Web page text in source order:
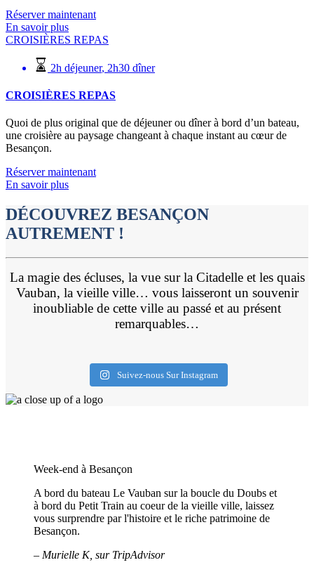
Réserver maintenant
En savoir plus
CROISIÈRES REPAS
2h déjeuner, 2h30 dîner
CROISIÈRES REPAS
Quoi de plus original que de déjeuner ou dîner à bord d’un bateau,
une croisière au paysage changeant à chaque instant au cœur de
Besançon.
Réserver maintenant
En savoir plus
DÉCOUVREZ BESANÇON
AUTREMENT !
La magie des écluses, la vue sur la Citadelle et les quais
Vauban, la vieille ville… vous laisseront un souvenir
inoubliable de cette ville au passé et au présent
remarquables…
Suivez-nous Sur Instagram
Week-end à Besançon
A bord du bateau Le Vauban sur la boucle du Doubs et
à bord du Petit Train au coeur de la vieille ville, laissez
vous surprendre par l'histoire et le riche patrimoine de
Besançon.
– Murielle K, sur TripAdvisor